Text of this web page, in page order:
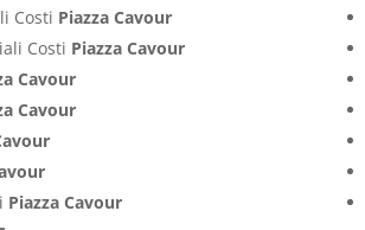
Costi Piazza Cavour
Costi Piazza Cavour
Cavour
Cavour
Piazza Cavour